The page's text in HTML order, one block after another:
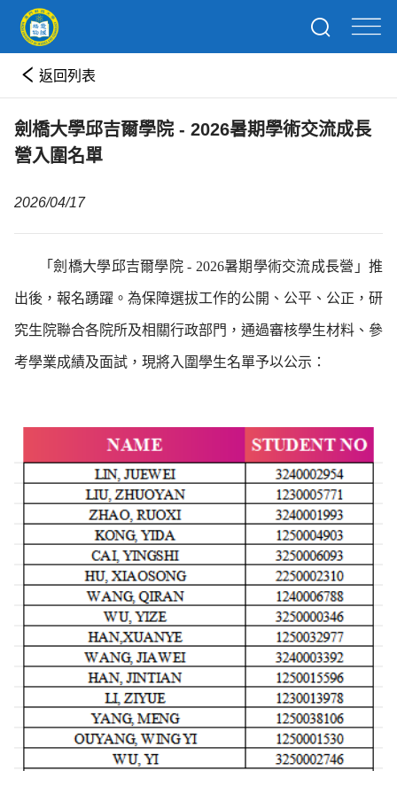
返回列表
劍橋大學邱吉爾學院 - 2026暑期學術交流成長
營入圍名單
2026/04/17
「劍橋大學邱吉爾學院 - 2026暑期學術交流成長營」推
出後，報名踴躍。為保障選拔工作的公開、公平、公正，研
究生院聯合各院所及相關行政部門，通過審核學生材料、參
考學業成績及面試，現將入圍學生名單予以公示：